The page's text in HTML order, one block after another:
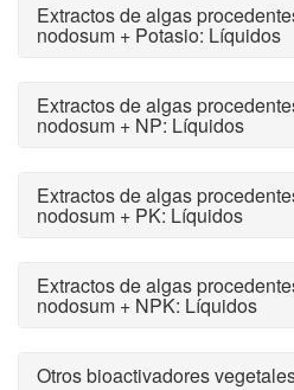
Extractos de algas
nodosum + Potasio: Líquidos
Extractos de algas
nodosum + NP: Líquidos
Extractos de algas
nodosum + PK: Líquidos
Extractos de algas
nodosum + NPK: Líquidos
Otros bioactivadores